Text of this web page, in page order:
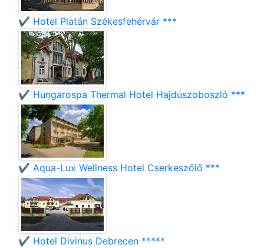
✔️ Hotel Platán Székesfehérvár ***
✔️ Hungarospa Thermal Hotel Hajdúszoboszló ***
✔️ Aqua-Lux Wellness Hotel Cserkeszőlő ***
✔️ Hotel Divinus Debrecen *****